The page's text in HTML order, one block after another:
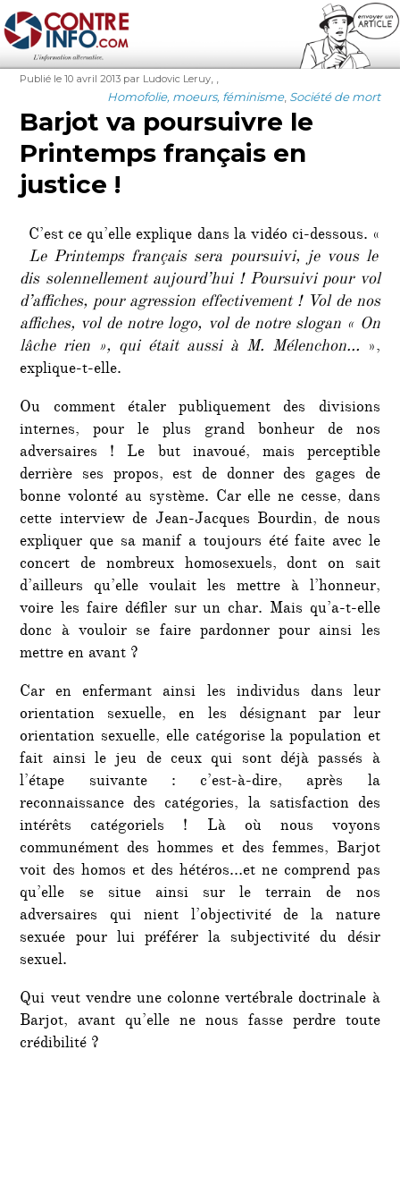
Contre-Info
Publié
Publié le 10 avril 2013 Auteur
par Ludovic Leruy
Catégories
Homofolie, moeurs, féminisme, Société de mort
Étiquettes
Barjot va poursuivre le
Printemps français en
justice !
C’est ce qu’elle explique dans la vidéo ci-dessous. «
Le Printemps français sera poursuivi, je vous le
dis solennellement aujourd’hui ! Poursuivi pour vol
d’affiches, pour agression effectivement ! Vol de nos
affiches, vol de notre logo, vol de notre slogan « On
lâche rien », qui était aussi à M. Mélenchon… »,
explique-t-elle.
Ou comment étaler publiquement des divisions
internes, pour le plus grand bonheur de nos
adversaires ! Le but inavoué, mais perceptible
derrière ses propos, est de donner des gages de
bonne volonté au système. Car elle ne cesse, dans
cette interview de Jean-Jacques Bourdin, de nous
expliquer que sa manif a toujours été faite avec le
concert de nombreux homosexuels, dont on sait
d’ailleurs qu’elle voulait les mettre à l’honneur,
voire les faire défiler sur un char. Mais qu’a-t-elle
donc à vouloir se faire pardonner pour ainsi les
mettre en avant ?
Car en enfermant ainsi les individus dans leur
orientation sexuelle, en les désignant par leur
orientation sexuelle, elle catégorise la population et
fait ainsi le jeu de ceux qui sont déjà passés à
l’étape suivante : c’est-à-dire, après la
reconnaissance des catégories, la satisfaction des
intérêts catégoriels ! Là où nous voyons
communément des hommes et des femmes, Barjot
voit des homos et des hétéros…et ne comprend pas
qu’elle se situe ainsi sur le terrain de nos
adversaires qui nient l’objectivité de la nature
sexuée pour lui préférer la subjectivité du désir
sexuel.
Qui veut vendre une colonne vertébrale doctrinale à
Barjot, avant qu’elle ne nous fasse perdre toute
crédibilité ?